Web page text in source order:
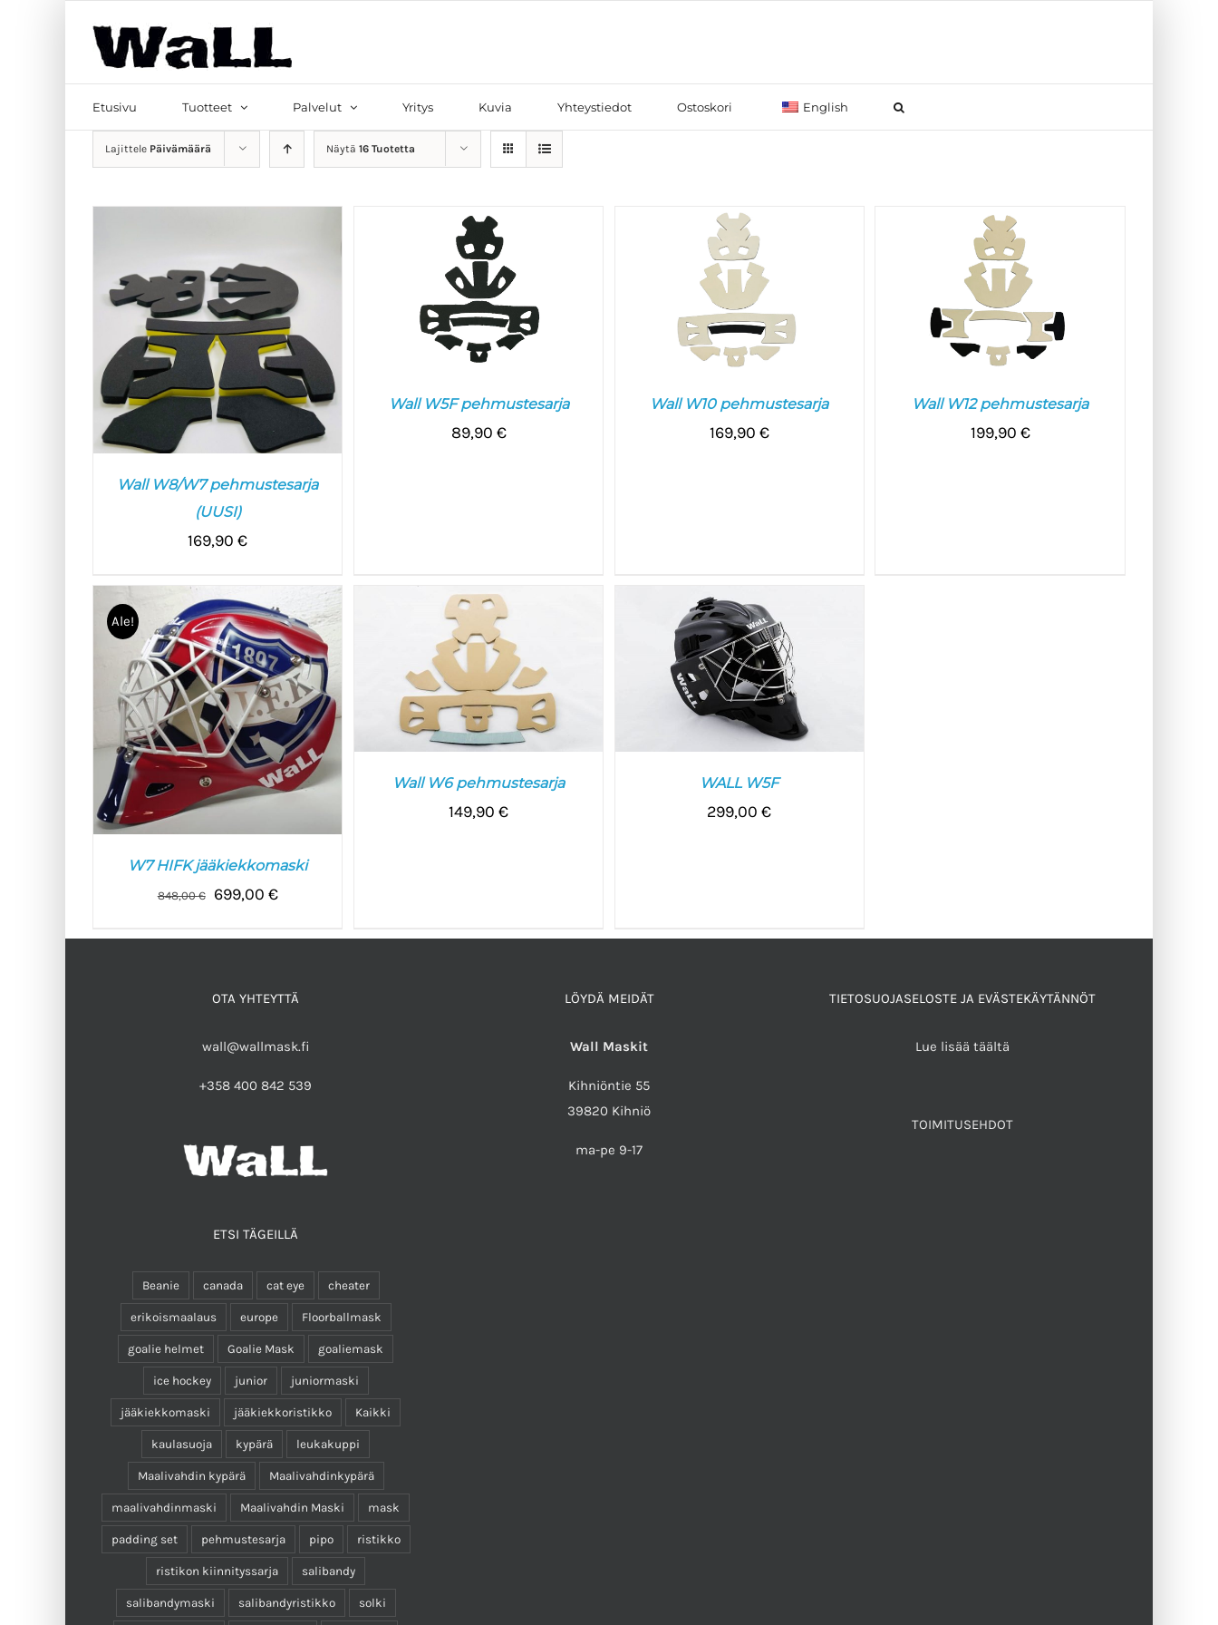
Etsi
Etusivu Tuotteet Palvelut Yritys Kuvia Yhteystiedot Ostoskori English
Lajittele Päivämäärä Näytä 16 Tuotetta
Wall W8/W7 pehmustesarja
(UUSI)
169,90€
Wall W5F pehmustesarja
89,90 €
Wall W10 pehmustesarja
169,90 €
Wall W12 pehmustesarja
199,90 €
Ale!
W7 HIFK jääkiekkomaski
848,00€
Alkuperäinen
oli:
699,00 €Nykyinen
on:
Wall W6 pehmustesarja
149,90€
WALL W5F
299,00€
OTA YHTEYTTÄ
wall@wallmask.fi
+358 400 842 539
ETSI TÄGEILLÄ
Beanie canada cat eye cheater
erikoismaalaus europe Floorballmask
goalie helmet Goalie Mask goaliemask
ice hockey junior juniormaski
jääkiekkomaski jääkiekkoristikko Kaikki
kaulasuoja kypärä leukakuppi
Maalivahdin kypärä Maalivahdinkypärä
maalivahdinmaski Maalivahdin Maski mask
padding set pehmustesarja pipo ristikko
ristikon kiinnityssarja salibandy
salibandymaski salibandyristikko solki
LÖYDÄ MEIDÄT
Wall Maskit
Kihniöntie 55
39820 Kihniö
ma-pe 9-17
TIETOSUOJASELOSTE JA EVÄSTEKÄYTÄNNÖT
Lue lisää täältä
TOIMITUSEHDOT